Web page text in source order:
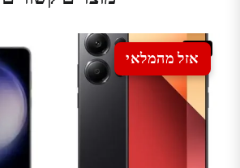
אזל מהמלאי
Sale